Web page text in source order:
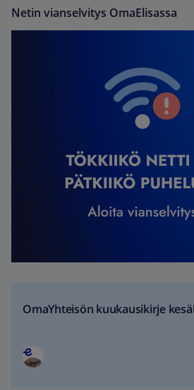
Netin vianselvitys OmaElisassa
OmaYhteisön kuukausikirje